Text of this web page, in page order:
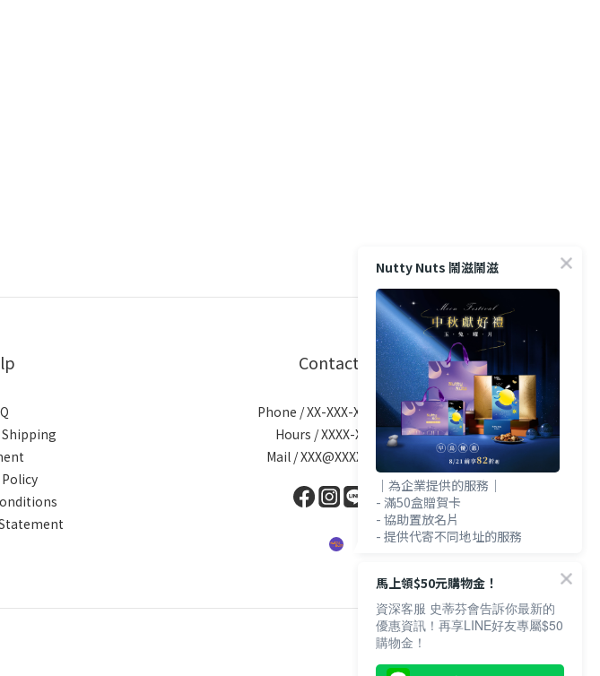
Shipping
Contact
Phone / XX-XXX-XXX-XXX
Hours / XXXX-XXXX
Mail / XXX@XXXX.COM
Nutty Nuts 鬧滋鬧滋
｜為企業提供的服務｜
- 滿50盒贈賀卡
- 協助置放名片
- 提供代寄不同地址的服務
馬上領$50元購物金！
資深客服 史蒂芬會告訴你最新的
優惠資訊！再享LINE好友專屬$50
購物金！